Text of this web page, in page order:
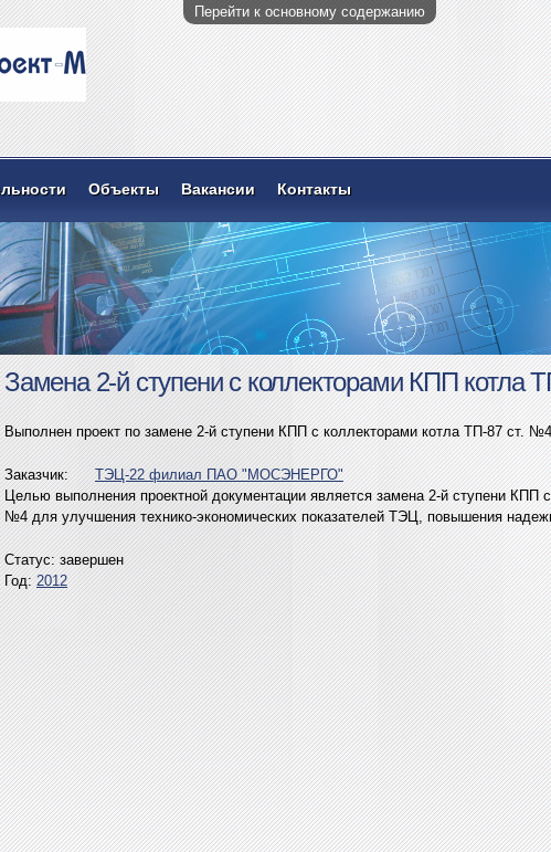
Перейти к основному содержанию
Объекты Вакансии Контакты
Замена 2-й ступени с коллекторами КПП котла
Выполнен проект по замене 2-й ступени КПП с коллекторами котла ТП-87 ст.
Заказчик:
ТЭЦ-22 филиал ПАО "МОСЭНЕРГО"
Целью выполнения проектной документации является замена 2-й ступени КПП
№4 для улучшения технико-экономических показателей ТЭЦ, повышения
Статус:завершен
Год:2012